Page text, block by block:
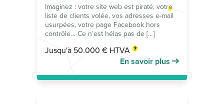
Imaginez : votre site web est piraté, votre
liste de clients volée, vos adresses e-mail
usurpées, votre page Facebook hors
contrôle… Ce n’est hélas pas de […]
Jusqu'à 50.000 € HTVA
En savoir plus